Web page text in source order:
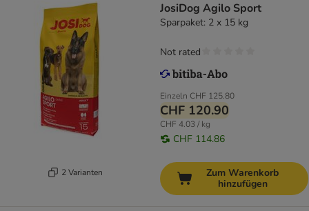
2 Varianten
JosiDog Agilo Sport
Sparpaket: 2 x 15 kg
Einzeln CHF 125.80
CHF 120.90
CHF 4.03 / kg
CHF 114.86
Not rated
Zum Warenkorb
hinzufügen